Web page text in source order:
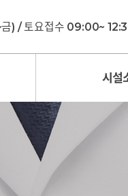
) / 토요접수 09:00~
시설